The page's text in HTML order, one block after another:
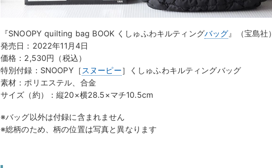
『SNOOPY quilting bag BOOK くしゅふわキルティングバッグ』（宝島社）
発売日：2022年11月4日
価格：2,530円（税込）
特別付録：SNOOPY［スヌーピー］くしゅふわキルティングバッグ
素材：ポリエステル、合金
サイズ（約）：縦20×横28.5×マチ10.5cm
※バッグ以外は付録に含まれません
※総柄のため、柄の位置は写真と異なります